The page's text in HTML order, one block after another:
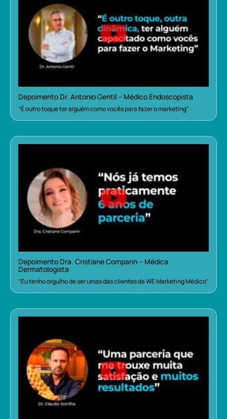
Depoimento Dr. Antonio Gentil – Médico Endoscopista
“É outro toque ter alguém como vocês para fazer o marketing”
Depoimento Dra. Cristiane Comparin – Médica
Dermatologista
“Eu tenho orgulho de ser umas das clientes da WE Marketing Médico”